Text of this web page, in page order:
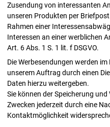
Zusendung von interessanten
unseren Produkten per
Rahmen einer
Interessen an einer werblichen
Art. 6 Abs. 1 S. 1 lit. f DSGVO.
Die Werbesendungen werden
unserem Auftrag durch einen
Daten hierzu weitergeben.
Sie können der Speicherung
Zwecken jederzeit durch eine
Kontaktmöglichkeit